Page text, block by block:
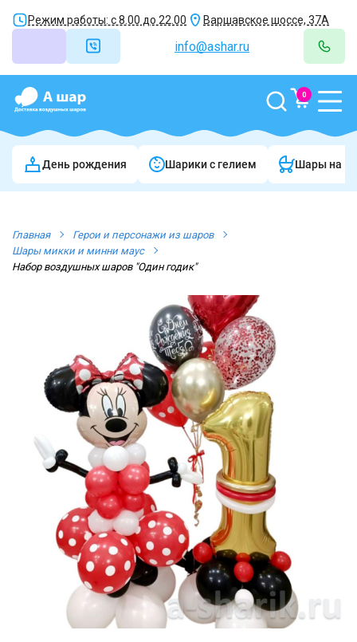
Режим работы: с 8.00 до 22.00 Варшавское шоссе, 37А
info@ashar.ru
0
День рождения Шарики c гелием Шары на
Главная
Герои и персонажи из шаров
Шары микки и минни маус
Набор воздушных шаров "Один годик"